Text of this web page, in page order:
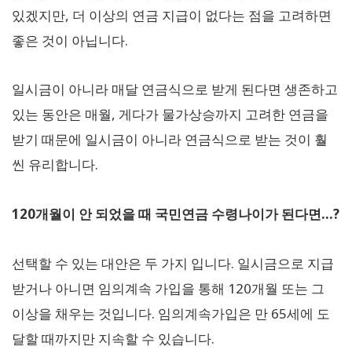
있겠지만, 더 이상의 연금 지급이 없다는 점을 고려하면
좋은 것이 아닙니다.
일시금이 아니라 매달 연금식으로 받게 된다면 생존하고
있는 동안은 매월, 게다가 물가상승까지 고려한 연금을
받기 때문에 일시금이 아니라 연금식으로 받는 것이 훨
씬 유리합니다.
120개월이 안 되었을 때 국민연금 수령나이가 된다면…?
선택할 수 있는 대안은 두 가지 입니다. 일시금으로 지급
받거나 아니면 임의계속 가입을 통해 120개월 또는 그
이상을 채우는 것입니다. 임의계속가입은 만 65세에 도
달할 때까지만 지속할 수 있습니다.